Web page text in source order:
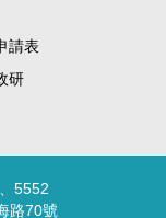
請表
研
5552
路70號